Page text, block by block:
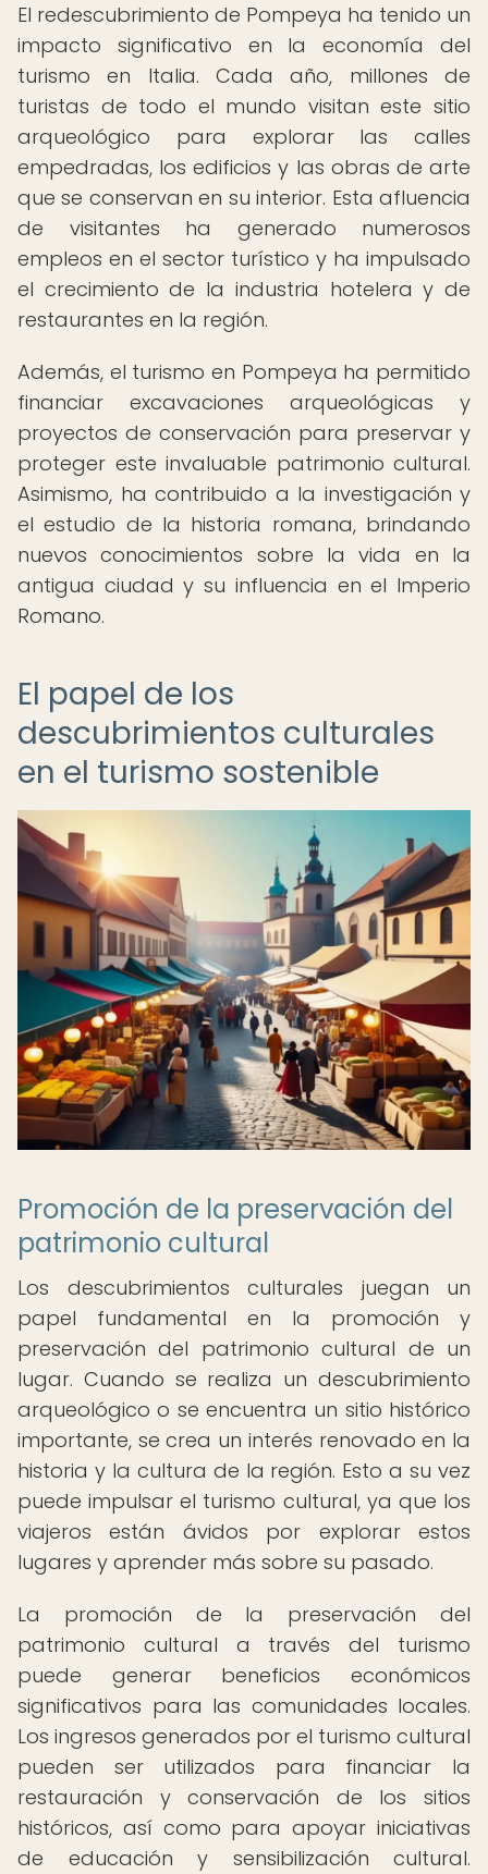
El redescubrimiento de Pompeya ha tenido un
impacto significativo en la economía del
turismo en Italia. Cada año, millones de
turistas de todo el mundo visitan este sitio
arqueológico para explorar las calles
empedradas, los edificios y las obras de arte
que se conservan en su interior. Esta afluencia
de visitantes ha generado numerosos
empleos en el sector turístico y ha impulsado
el crecimiento de la industria hotelera y de
restaurantes en la región.
Además, el turismo en Pompeya ha permitido
financiar excavaciones arqueológicas y
proyectos de conservación para preservar y
proteger este invaluable patrimonio cultural.
Asimismo, ha contribuido a la investigación y
el estudio de la historia romana, brindando
nuevos conocimientos sobre la vida en la
antigua ciudad y su influencia en el Imperio
Romano.
El papel de los
descubrimientos culturales
en el turismo sostenible
Promoción de la preservación del
patrimonio cultural
Los descubrimientos culturales juegan un
papel fundamental en la promoción y
preservación del patrimonio cultural de un
lugar. Cuando se realiza un descubrimiento
arqueológico o se encuentra un sitio histórico
importante, se crea un interés renovado en la
historia y la cultura de la región. Esto a su vez
puede impulsar el turismo cultural, ya que los
viajeros están ávidos por explorar estos
lugares y aprender más sobre su pasado.
La promoción de la preservación del
patrimonio cultural a través del turismo
puede generar beneficios económicos
significativos para las comunidades locales.
Los ingresos generados por el turismo cultural
pueden ser utilizados para financiar la
restauración y conservación de los sitios
históricos, así como para apoyar iniciativas
de educación y sensibilización cultural.